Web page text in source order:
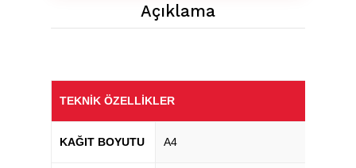
Açıklama
TEKNIK ÖZELLIKLER
KAĞIT BOYUTU A4